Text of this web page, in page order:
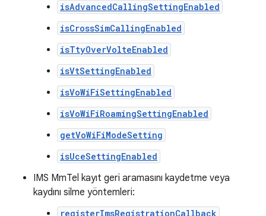
isAdvancedCallingSettingEnabled
isCrossSimCallingEnabled
isTtyOverVolteEnabled
isVtSettingEnabled
isVoWiFiSettingEnabled
isVoWiFiRoamingSettingEnabled
getVoWiFiModeSetting
isUceSettingEnabled
IMS MmTel kayıt geri aramasını kaydetme veya
kaydını silme yöntemleri:
registerImsRegistrationCallback